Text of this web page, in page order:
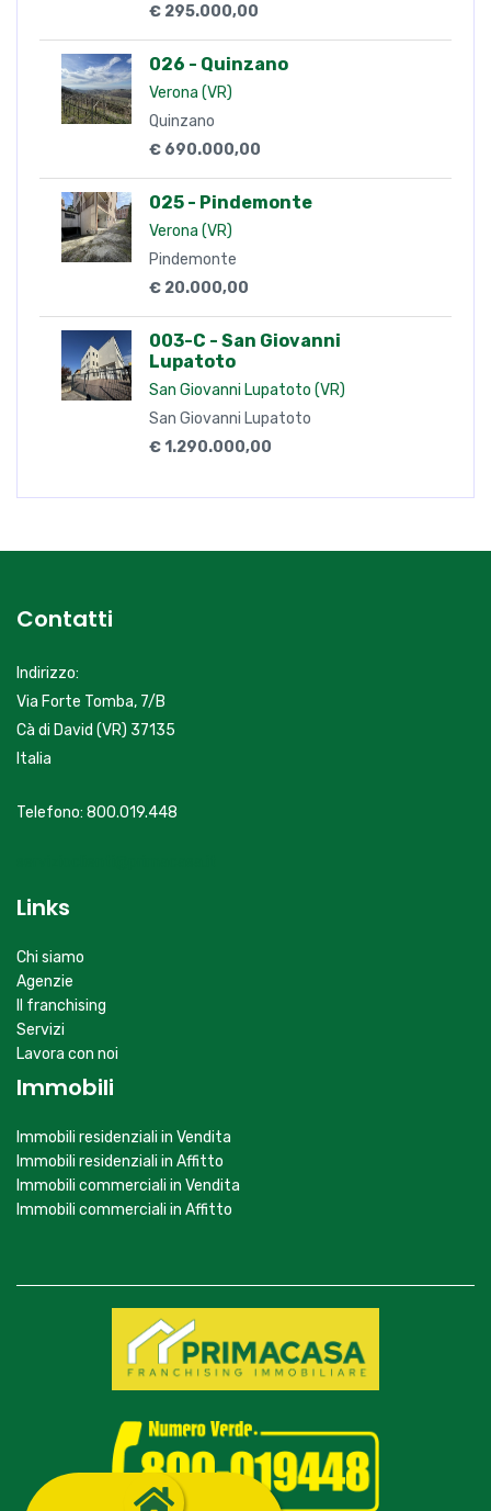
€ 295.000,00
026 - Quinzano
Verona (VR)
Quinzano
€ 690.000,00
025 - Pindemonte
Verona (VR)
Pindemonte
€ 20.000,00
003-C - San Giovanni
Lupatoto
San Giovanni Lupatoto (VR)
San Giovanni Lupatoto
€ 1.290.000,00
Contatti
Indirizzo:
Via Forte Tomba, 7/B
Cà di David (VR) 37135
Italia
Telefono: 800.019.448
Links
Chi siamo
Agenzie
Il franchising
Servizi
Lavora con noi
Immobili
Immobili residenziali in Vendita
Immobili residenziali in Affitto
Immobili commerciali in Vendita
Immobili commerciali in Affitto